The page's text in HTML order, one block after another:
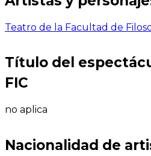
Teatro de la Facultad de
Título del
FIC
no aplica
Nacionalidad de